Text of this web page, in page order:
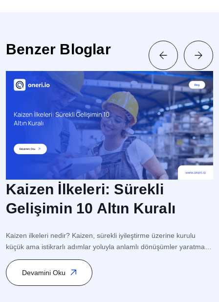
Benzer Bloglar
Kaizen İlkeleri: Sürekli
Gelişimin 10 Altın Kuralı
Kaizen ilkeleri nedir? Kaizen, sürekli iyileştirme üzerine kurulu
küçük ama istikrarlı adımlar yoluyla anlamlı dönüşümler yaratmaya
odaklanan bir Japon Felsefesidir. Bu yaklaşım, süreç yönetimi
(Process Management) ve kalite yönetimi (Quality Management)
ile ilişkilidir ve özellikle Toplam Kalite Yönetimi (TKY – Total Quality
Devamini Oku